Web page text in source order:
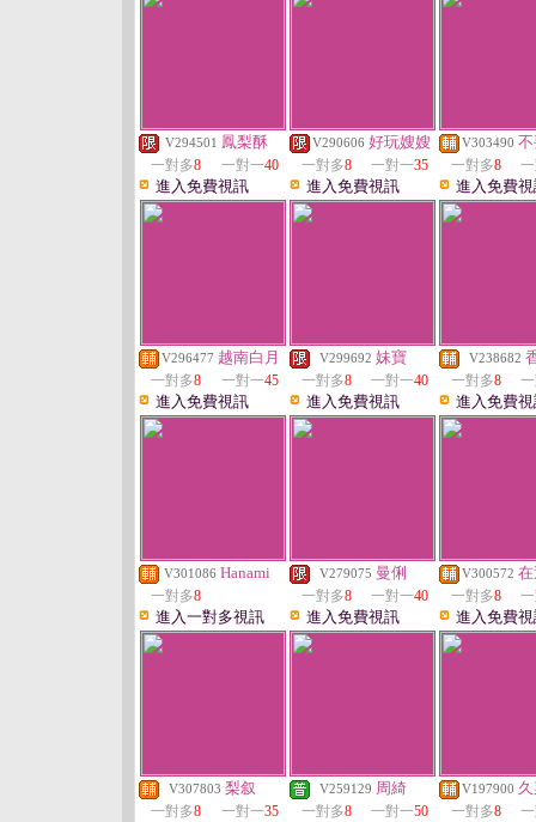
V294501 鳳梨酥
一對多8 一對一40
進入免費視訊
V290606 好玩嫂嫂
一對多8 一對一35
進入免費視訊
V303490
一對多8
進入免費
V296477 越南白月
一對多8 一對一45
進入免費視訊
V299692 妹寶
一對多8 一對一40
進入免費視訊
V238682
一對多8
進入免費
V301086 Hanami
一對多8
進入一對多視訊
V279075 曼俐
一對多8 一對一40
進入免費視訊
V300572
一對多8
進入免費
V307803 梨叙
一對多8 一對一35
V259129 周綺
一對多8 一對一50
V197900
一對多8